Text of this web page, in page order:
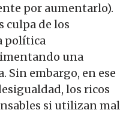
por aumentarlo).
culpa de los
política
una
Sin embargo, en ese
los ricos
si utilizan mal